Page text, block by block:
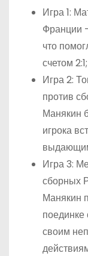
Игра 1:
Франции
что
счетом 2:1;
Игра 2:
против
Манякин
игрока
Игра 3:
сборных
Манякин
поединке
своим